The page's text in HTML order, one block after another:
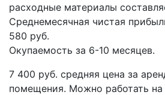
расходные материалы
Среднемесячная чистая
580 руб.
Окупаемость за 6-10 месяцев.
7 400 руб. средняя цена за
помещения. Можно работать на